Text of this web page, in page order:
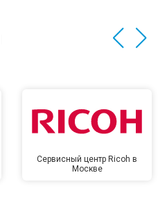
Сервисный центр Ricoh в
Москве